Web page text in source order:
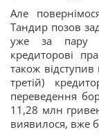
Але
Тандир позов
уже за пару
кредиторові
також
третій)
переведення
11,28 млн
виявилося, вже